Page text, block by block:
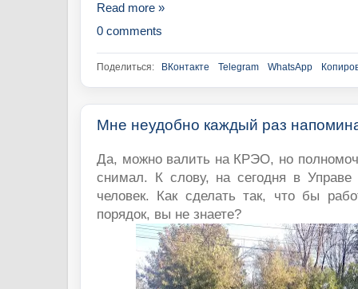
Read more »
0 comments
Поделиться: ВКонтакте Telegram WhatsApp
Мне неудобно каждый раз
Да, можно валить на КРЭО, но
снимал. К слову, на сегодня в Управе
человек. Как сделать так, что бы
порядок, вы не знаете?